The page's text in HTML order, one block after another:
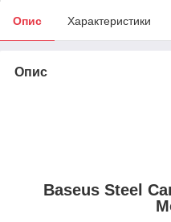
Опис Характеристики
Опис
Baseus Steel